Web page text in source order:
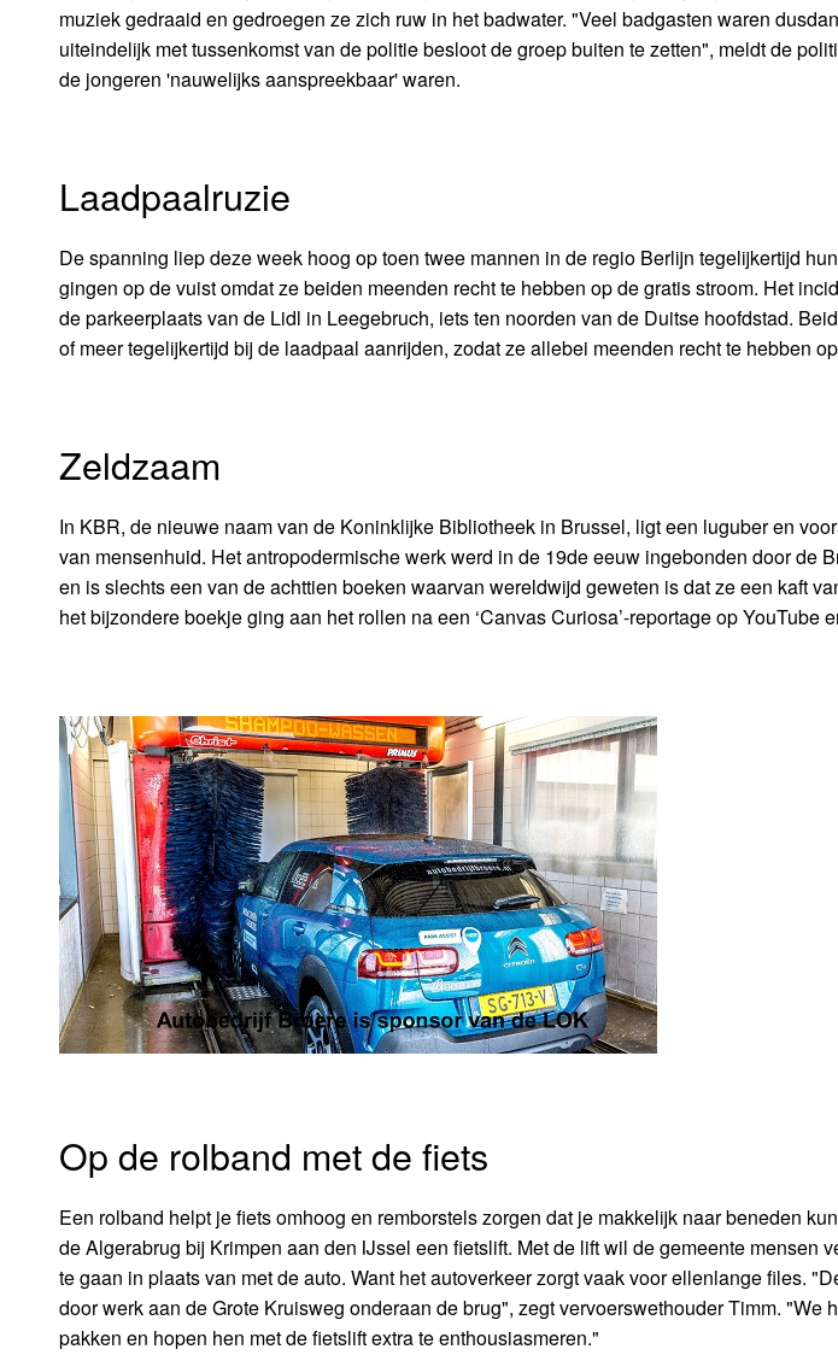
muziek gedraaid en gedroegen ze zich ruw in het badwater. "Veel badgasten waren
uiteindelijk met tussenkomst van de politie besloot de groep buiten te zetten", meldt de
de jongeren 'nauwelijks aanspreekbaar' waren.
Laadpaalruzie
De spanning liep deze week hoog op toen twee mannen in de regio Berlijn tegelijkertijd
gingen op de vuist omdat ze beiden meenden recht te hebben op de gratis stroom. Het
de parkeerplaats van de Lidl in Leegebruch, iets ten noorden van de Duitse hoofdstad.
of meer tegelijkertijd bij de laadpaal aanrijden, zodat ze allebei meenden recht te hebben
Zeldzaam
In KBR, de nieuwe naam van de Koninklijke Bibliotheek in Brussel, ligt een luguber en
van mensenhuid. Het antropodermische werk werd in de 19de eeuw ingebonden door de
en is slechts een van de achttien boeken waarvan wereldwijd geweten is dat ze een kaft
het bijzondere boekje ging aan het rollen na een ‘Canvas Curiosa’-reportage op YouTube
Op de rolband met de fiets
Een rolband helpt je fiets omhoog en remborstels zorgen dat je makkelijk naar beneden
de Algerabrug bij Krimpen aan den IJssel een fietslift. Met de lift wil de gemeente mensen
te gaan in plaats van met de auto. Want het autoverkeer zorgt vaak voor ellenlange files.
door werk aan de Grote Kruisweg onderaan de brug", zegt vervoerswethouder Timm. "We
pakken en hopen hen met de fietslift extra te enthousiasmeren."